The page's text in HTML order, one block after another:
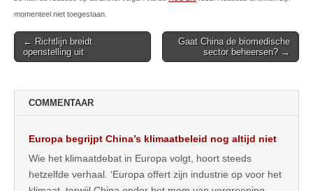
momenteel niet toegestaan.
Post
navigation
← Richtlijn breidt
openstelling uit
Gaat China de biomedische
sector beheersen? →
COMMENTAAR
Europa begrijpt China’s klimaatbeleid nog altijd niet
Wie het klimaatdebat in Europa volgt, hoort steeds
hetzelfde verhaal. ‘Europa offert zijn industrie op voor het